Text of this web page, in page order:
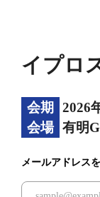
イプロ
会期
2026
会場 有明
メールアドレス